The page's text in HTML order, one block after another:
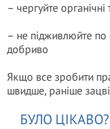
– чергуйте
– не підживлюйте по
добриво
Якщо все зробити
швидше, раніше
БУЛО